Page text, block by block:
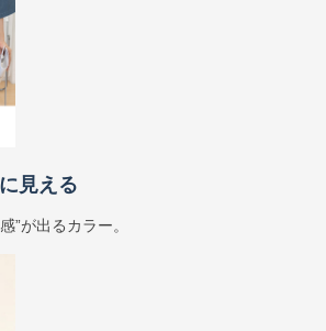
見える
”が出るカラー。